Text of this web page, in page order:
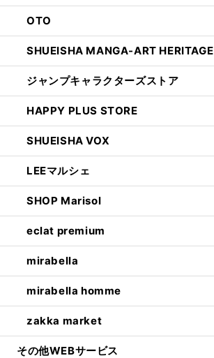
OTO
SHUEISHA MANGA-ART HERITAGE
ジャンプキャラクターズストア
HAPPY PLUS STORE
SHUEISHA VOX
LEEマルシェ
SHOP Marisol
eclat premium
mirabella
mirabella homme
zakka market
その他WEBサービス